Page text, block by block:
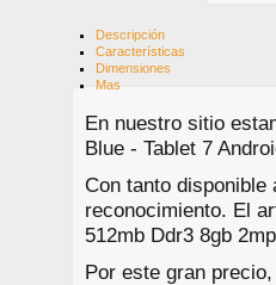
Descripción
Características
Dimensiones
Mas
En nuestro sitio
Blue - Tablet 7
Con tanto disponible
reconocimiento. El
512mb Ddr3 8gb
Por este gran